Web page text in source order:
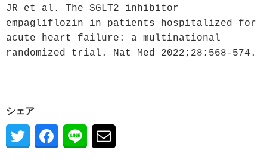
JR et al. The SGLT2 inhibitor
empagliflozin in patients hospitalized for
acute heart failure: a multinational
randomized trial. Nat Med 2022;28:568-574.
シェア